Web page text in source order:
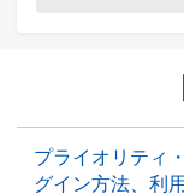
プライオリティ
グイン方法、利